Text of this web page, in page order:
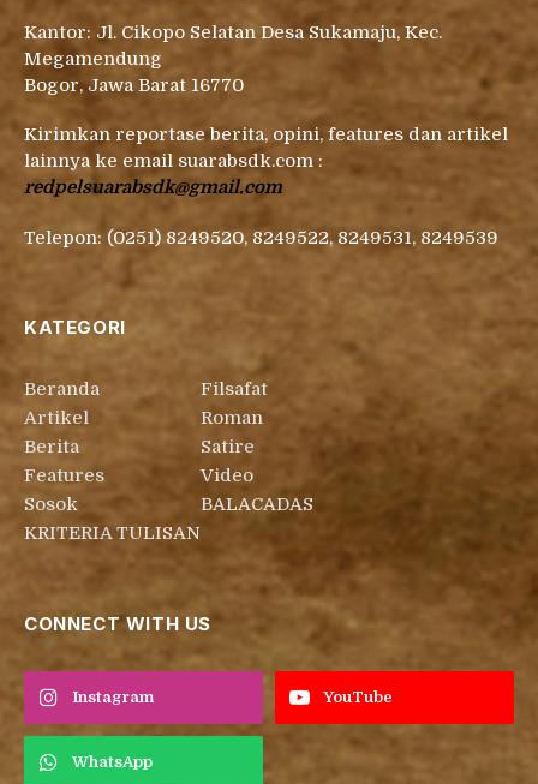
Kantor: Jl. Cikopo Selatan Desa Sukamaju, Kec.
Megamendung
Bogor, Jawa Barat 16770
Kirimkan reportase berita, opini, features dan artikel
lainnya ke email suarabsdk.com :
redpelsuarabsdk@gmail.com
Telepon: (0251) 8249520, 8249522, 8249531, 8249539
KATEGORI
Beranda
Artikel
Berita
Features
Sosok
KRITERIA TULISAN
Filsafat
Roman
Satire
Video
BALACADAS
CONNECT WITH US
Instagram YouTube
WhatsApp